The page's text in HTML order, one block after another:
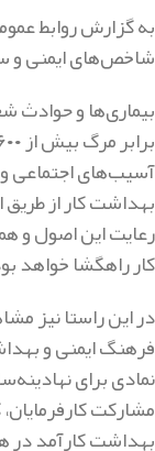
به گزارش روابط
شاخص‌های ایمنی و
آسیب‌های اجتماعی و
بهداشت کار از
رعایت این اصول و
کار راهگشا خواهد
در این راستا نیز
فرهنگ ایمنی و
نمادی برای
مشارکت
بهداشت کارآمد در